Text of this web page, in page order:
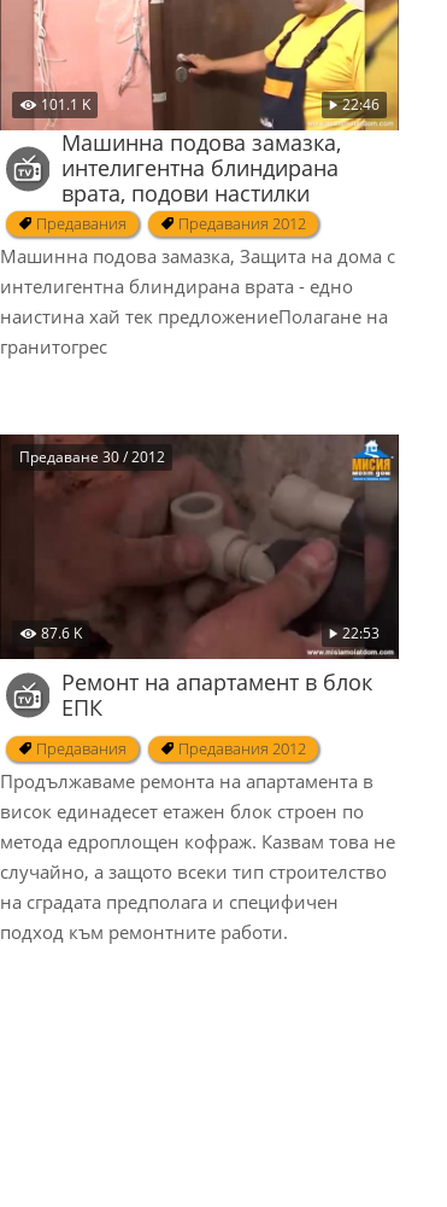
101.1 K 22:46
Машинна подова замазка,
интелигентна блиндирана
врата, подови настилки
Предавания Предавания 2012
Машинна подова замазка, Защита на дома с
интелигентна блиндирана врата - едно
наистина хай тек предложениеПолагане на
гранитогрес
87.6 K 22:53
Предаване 30 / 2012
Ремонт на апартамент в блок
ЕПК
Предавания Предавания 2012
Продължаваме ремонта на апартамента в
висок единадесет етажен блок строен по
метода едроплощен кофраж. Казвам това не
случайно, а защото всеки тип строителство
на сградата предполага и специфичен
подход към ремонтните работи.